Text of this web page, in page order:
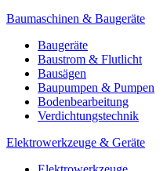
Baumaschinen & Baugeräte
Baugeräte
Baustrom & Flutlicht
Bausägen
Baupumpen & Pumpen
Bodenbearbeitung
Verdichtungstechnik
Elektrowerkzeuge & Geräte